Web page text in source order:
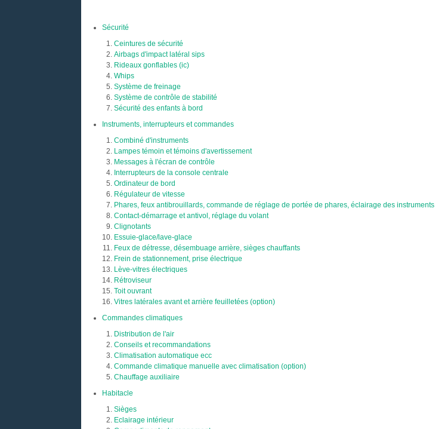
Sécurité
Ceintures de sécurité
Airbags d'impact latéral sips
Rideaux gonflables (ic)
Whips
Système de freinage
Système de contrôle de stabilité
Sécurité des enfants à bord
Instruments, interrupteurs et commandes
Combiné d'instruments
Lampes témoin et témoins d'avertissement
Messages à l'écran de contrôle
Interrupteurs de la console centrale
Ordinateur de bord
Régulateur de vitesse
Phares, feux antibrouillards, commande de réglage de portée de phares, éclairage des instruments
Contact-démarrage et antivol, réglage du volant
Clignotants
Essuie-glace/lave-glace
Feux de détresse, désembuage arrière, sièges chauffants
Frein de stationnement, prise électrique
Lève-vitres électriques
Rétroviseur
Toit ouvrant
Vitres latérales avant et arrière feuilletées (option)
Commandes climatiques
Distribution de l'air
Conseils et recommandations
Climatisation automatique ecc
Commande climatique manuelle avec climatisation (option)
Chauffage auxiliaire
Habitacle
Sièges
Eclairage intérieur